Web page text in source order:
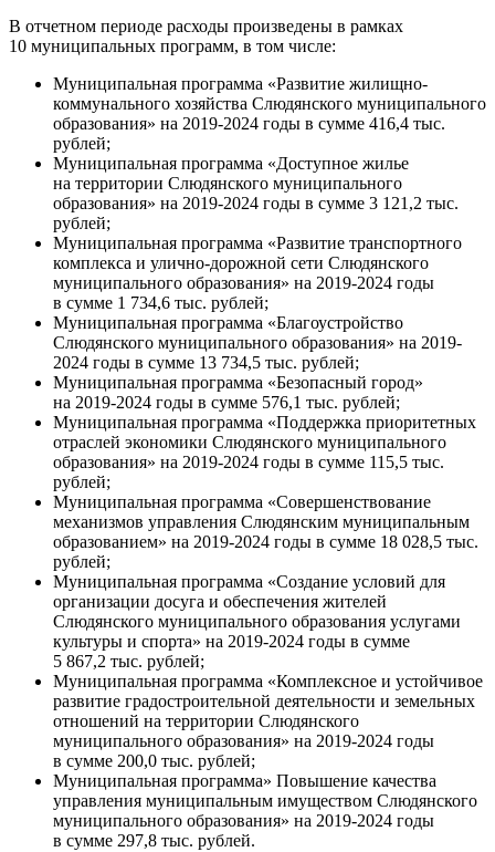
В отчетном периоде расходы произведены в рамках
10 муниципальных программ, в том числе:
Муниципальная программа «Развитие жилищно-
коммунального хозяйства Слюдянского муниципального
образования» на 2019-2024 годы в сумме 416,4 тыс.
рублей;
Муниципальная программа «Доступное жилье
на территории Слюдянского муниципального
образования» на 2019-2024 годы в сумме 3 121,2 тыс.
рублей;
Муниципальная программа «Развитие транспортного
комплекса и улично-дорожной сети Слюдянского
муниципального образования» на 2019-2024 годы
в сумме 1 734,6 тыс. рублей;
Муниципальная программа «Благоустройство
Слюдянского муниципального образования» на 2019-
2024 годы в сумме 13 734,5 тыс. рублей;
Муниципальная программа «Безопасный город»
на 2019-2024 годы в сумме 576,1 тыс. рублей;
Муниципальная программа «Поддержка приоритетных
отраслей экономики Слюдянского муниципального
образования» на 2019-2024 годы в сумме 115,5 тыс.
рублей;
Муниципальная программа «Совершенствование
механизмов управления Слюдянским муниципальным
образованием» на 2019-2024 годы в сумме 18 028,5 тыс.
рублей;
Муниципальная программа «Создание условий для
организации досуга и обеспечения жителей
Слюдянского муниципального образования услугами
культуры и спорта» на 2019-2024 годы в сумме
5 867,2 тыс. рублей;
Муниципальная программа «Комплексное и устойчивое
развитие градостроительной деятельности и земельных
отношений на территории Слюдянского
муниципального образования» на 2019-2024 годы
в сумме 200,0 тыс. рублей;
Муниципальная программа» Повышение качества
управления муниципальным имуществом Слюдянского
муниципального образования» на 2019-2024 годы
в сумме 297,8 тыс. рублей.